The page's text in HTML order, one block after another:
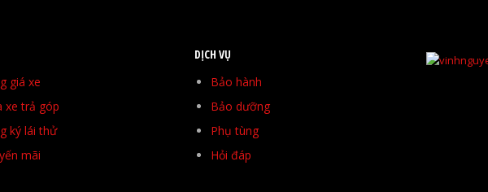
giá xe
xe trả góp
ký lái thử
mãi
DỊCH VỤ
Bảo hành
Bảo dưỡng
Phụ tùng
Hỏi đáp